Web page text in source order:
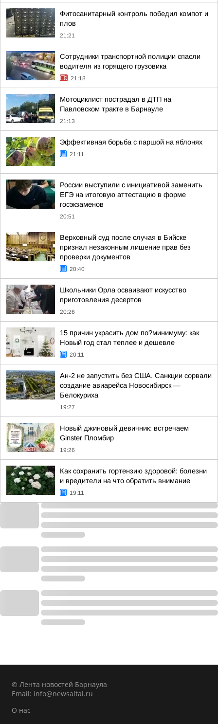
Фитосанитарный контроль победил компот и
плов
21:21
Сотрудники транспортной полиции спасли
водителя из горящего грузовика
21:18
Мотоциклист пострадал в ДТП на
Павловском тракте в Барнауле
21:13
Эффективная борьба с паршой на яблонях
21:11
России выступили с инициативой заменить
ЕГЭ на итоговую аттестацию в форме
госэкзаменов
20:51
Верховный суд после случая в Бийске
признал незаконным лишение прав без
проверки документов
20:40
Школьники Орла осваивают искусство
приготовления десертов
20:26
15 причин украсить дом по?минимуму: как
Новый год стал теплее и дешевле
20:11
Ан-2 не запустить без США. Санкции сорвали
создание авиарейса Новосибирск —
Белокуриха
19:27
Новый джиновый девичник: встречаем
Ginster Пломбир
19:26
Как сохранить гортензию здоровой: болезни
и вредители на что обратить внимание
19:11
© Лента новостей Барнаула
Email: info@newsaltai.ru
О нас